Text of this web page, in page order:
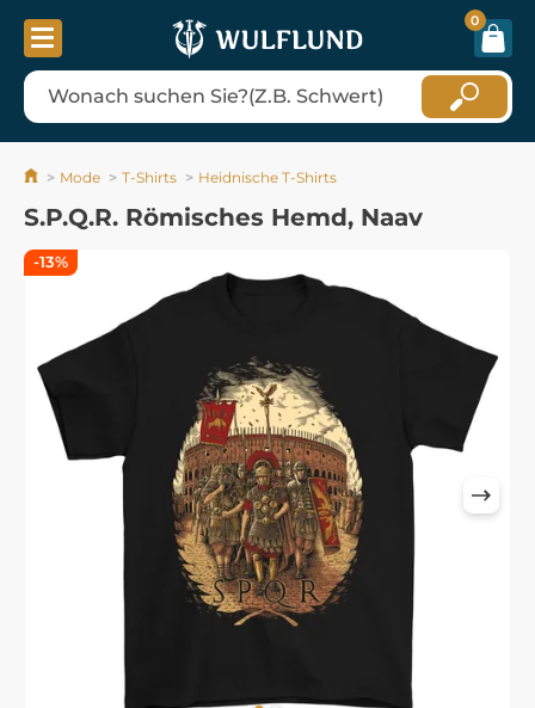
0
Mode T-Shirts Heidnische T-Shirts
S.P.Q.R. Römisches Hemd, Naav
-13%